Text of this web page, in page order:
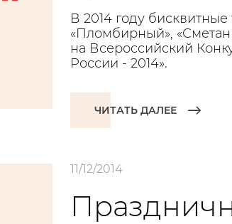
В 2014 году
«Пломбирный»,
на Всероссийский
России - 2014».
ЧИТАТЬ ДАЛЕЕ
11/12/2014